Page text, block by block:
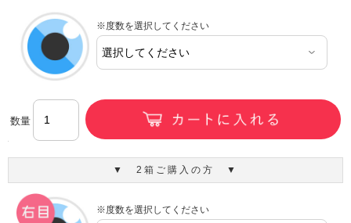
※度数を選択してください
数量
▼ 2箱ご購入の方 ▼
※度数を選択してください